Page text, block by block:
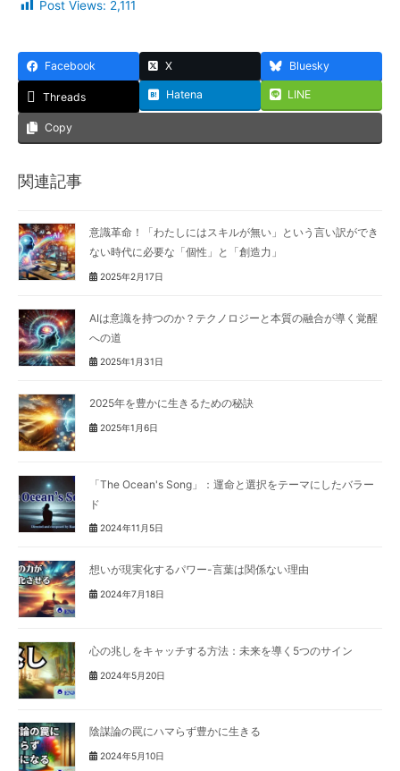
Post Views: 2,111
Facebook X Bluesky
Threads Hatena LINE
Copy
関連記事
意識革命！「わたしにはスキルが無い」という言い訳ができ
ない時代に必要な「個性」と「創造力」
2025年2月17日
AIは意識を持つのか？テクノロジーと本質の融合が導く覚醒
への道
2025年1月31日
2025年を豊かに生きるための秘訣
2025年1月6日
「The Ocean's Song」：運命と選択をテーマにしたバラー
ド
2024年11月5日
想いが現実化するパワー-言葉は関係ない理由
2024年7月18日
心の兆しをキャッチする方法：未来を導く5つのサイン
2024年5月20日
陰謀論の罠にハマらず豊かに生きる
2024年5月10日